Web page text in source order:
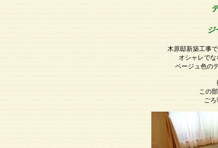
ジ
木原邸新築工事
オシャレで
ベージュ色の
この
ご